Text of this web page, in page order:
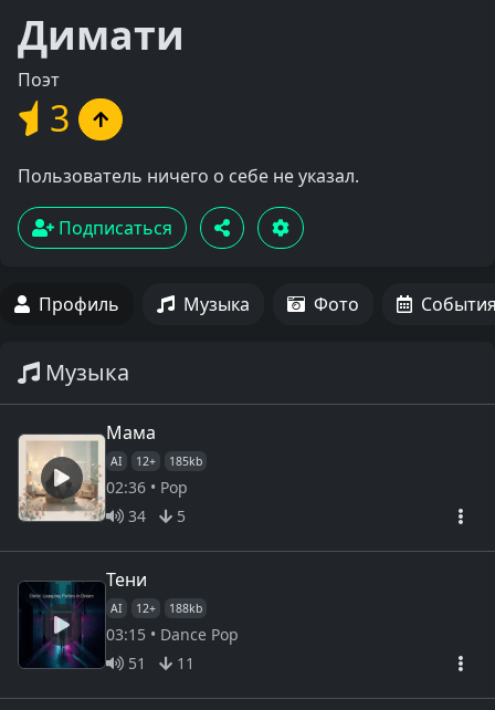
Димати
Поэт
3
Пользователь ничего о себе не указал.
Подписаться
Профиль Музыка Фото
Музыка
Мама
AI 12+ 185kb
02:36 • Pop
34
5
Тени
AI 12+ 188kb
03:15 • Dance Pop
51
11